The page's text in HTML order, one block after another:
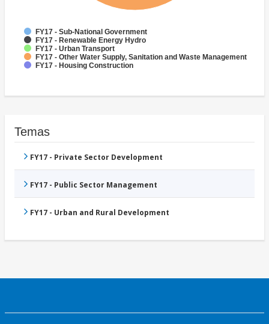
FY17 - Sub-National Government
FY17 - Renewable Energy Hydro
FY17 - Urban Transport
FY17 - Other Water Supply, Sanitation and Waste Management
FY17 - Housing Construction
Temas
FY17 - Private Sector Development
FY17 - Public Sector Management
FY17 - Urban and Rural Development